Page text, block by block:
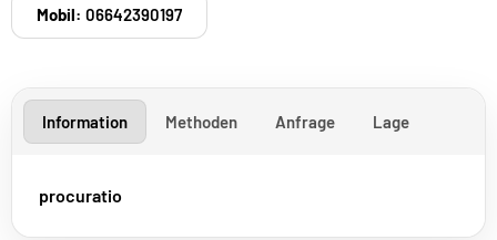
Mobil: 06642390197
Information Methoden Anfrage Lage
procuratio